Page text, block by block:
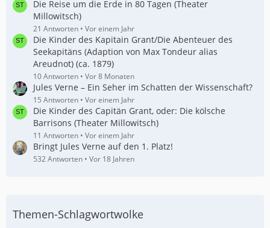
Die Reise um die Erde in 80 Tagen (Theater
Millowitsch)
21 Antworten Vor einem Jahr
Die Kinder des Kapitain Grant/Die Abenteuer des
Seekapitäns (Adaption von Max Tondeur alias
Areudnot) (ca. 1879)
10 Antworten Vor 8 Monaten
Jules Verne – Ein Seher im Schatten der Wissenschaft?
15 Antworten Vor einem Jahr
Die Kinder des Capitän Grant, oder: Die kölsche
Barrisons (Theater Millowitsch)
11 Antworten Vor einem Jahr
Bringt Jules Verne auf den 1. Platz!
532 Antworten Vor 18 Jahren
Themen-Schlagwortwolke